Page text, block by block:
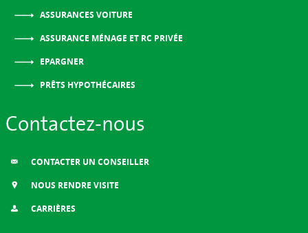
ASSURANCES VOITURE
ASSURANCE MÉNAGE ET RC PRIVÉE
EPARGNER
PRÊTS HYPOTHÉCAIRES
Contactez-nous
CONTACTER UN CONSEILLER
NOUS RENDRE VISITE
CARRIÈRES